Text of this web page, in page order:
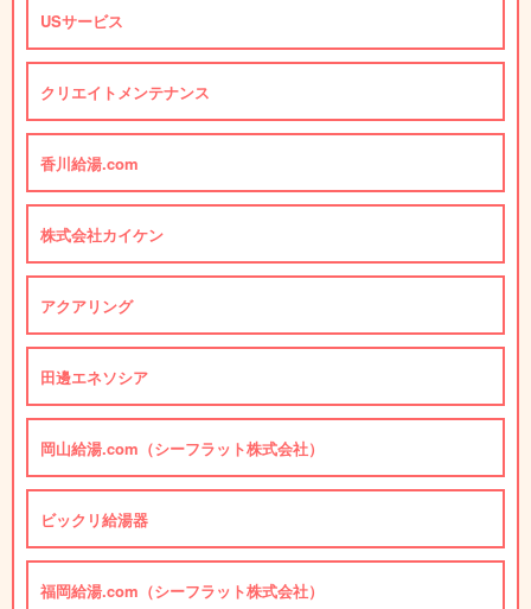
USサービス
クリエイトメンテナンス
香川給湯.com
株式会社カイケン
アクアリング
田邊エネソシア
岡山給湯.com（シーフラット株式会社）
ビックリ給湯器
福岡給湯.com（シーフラット株式会社）